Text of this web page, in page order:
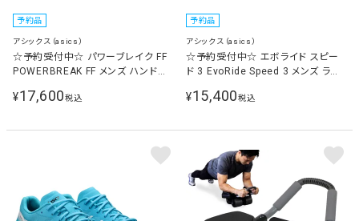
予約品
アシックス（asics）
☆予約受付中☆ パワーブレイク FF
POWERBREAK FF メンズ ハンドボ
ゴ 1071A101 105
¥17,600税込
予約品
アシックス（asics）
☆予約受付中☆ エボライド スピー
ド 3 EvoRide Speed 3 メンズ ラン
ト 1011B969 401
¥15,400税込